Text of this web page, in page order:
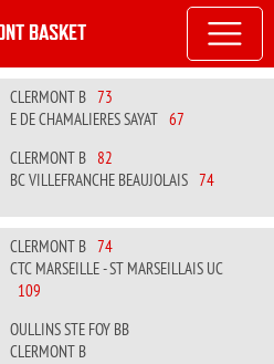
BASKET
CLERMONT B 73
E DE CHAMALIERES SAYAT 67
CLERMONT B 82
BC VILLEFRANCHE BEAUJOLAIS 74
CLERMONT B 74
CTC MARSEILLE - ST MARSEILLAIS UC
109
OULLINS STE FOY BB
CLERMONT B